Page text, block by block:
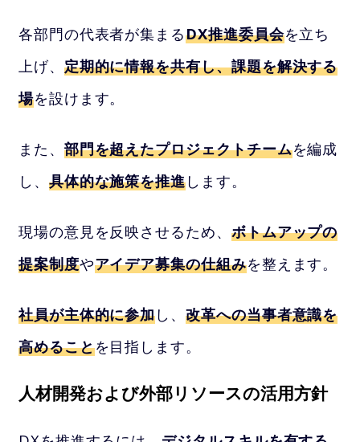
各部門の代表者が集まるDX推進委員会を立ち
上げ、 定期的に情報を共有し、課題を解決する
場を設けます。
また、 部門を超えたプロジェクトチームを編成
し、 具体的な施策を推進します。
現場の意見を反映させるため、 ボトムアップの
提案制度やアイデア募集の仕組みを整えます。
社員が主体的に参加し、改革への当事者意識を
高めることを目指します。
人材開発および外部リソースの活用方針